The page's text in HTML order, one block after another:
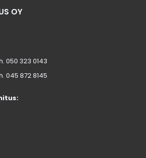
OY
050 323 0143
045 872 8145